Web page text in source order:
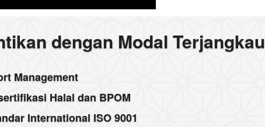
dengan Modal Terjangkau
Management
Halal dan BPOM
International ISO 9001